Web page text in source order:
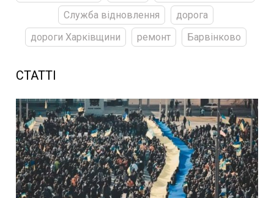
Служба відновлення
дорога
дороги Харківщини
ремонт Барвінково
СТАТТІ